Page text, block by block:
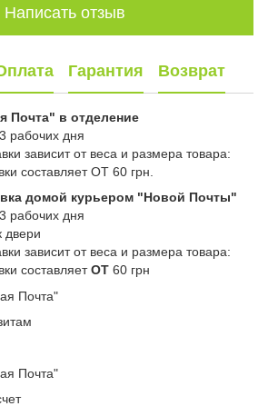
Написать отзыв
Гарантия Возврат
Почта" в отделение
рабочих дня
зависит от веса и размера товара:
составляет ОТ 60 грн.
домой курьером "Новой Почты"
рабочих дня
двери
зависит от веса и размера товара:
составляетОТ 60 грн
Почта"
Почта"